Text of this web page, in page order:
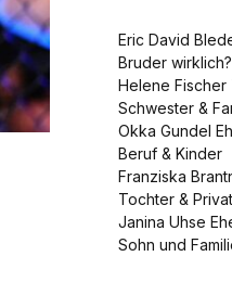
Eric David
Bruder wirklich?
Helene Fischer
Schwester &
Okka Gundel
Beruf & Kinder
Franziska
Tochter &
Janina Uhse
Sohn und